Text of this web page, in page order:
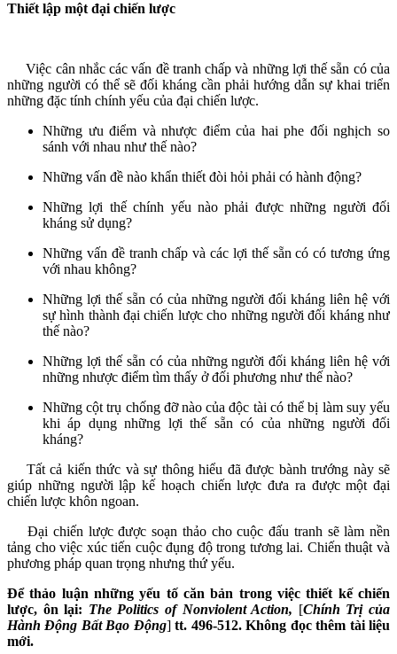
Thiết lập một đại chiến lược
Việc cân nhắc các vấn đề tranh chấp và những lợi thế sẵn có của
những người có thể sẽ đối kháng cần phải hướng dẫn sự khai triển
những đặc tính chính yếu của đại chiến lược.
Những ưu điểm và nhược điểm của hai phe đối nghịch so
sánh với nhau như thế nào?
Những vấn đề nào khẩn thiết đòi hỏi phải có hành động?
Những lợi thế chính yếu nào phải được những người đối
kháng sử dụng?
Những vấn đề tranh chấp và các lợi thế sẵn có có tương ứng
với nhau không?
Những lợi thế sẵn có của những người đối kháng liên hệ với
sự hình thành đại chiến lược cho những người đối kháng như
thế nào?
Những lợi thế sẵn có của những người đối kháng liên hệ với
những nhược điểm tìm thấy ở đối phương như thế nào?
Những cột trụ chống đỡ nào của độc tài có thể bị làm suy yếu
khi áp dụng những lợi thế sẵn có của những người đối
kháng?
Tất cả kiến thức và sự thông hiểu đã được bành trướng này sẽ
giúp những người lập kế hoạch chiến lược đưa ra được một đại
chiến lược khôn ngoan.
Đại chiến lược được soạn thảo cho cuộc đấu tranh sẽ làm nền
tảng cho việc xúc tiến cuộc đụng độ trong tương lai. Chiến thuật và
phương pháp quan trọng nhưng thứ yếu.
Để thảo luận những yếu tố căn bản trong việc thiết kế chiến
lược, ôn lại: The Politics of Nonviolent Action, [Chính Trị của
Hành Động Bất Bạo Động]tt. 496-512. Không đọc thêm tài liệu
mới.